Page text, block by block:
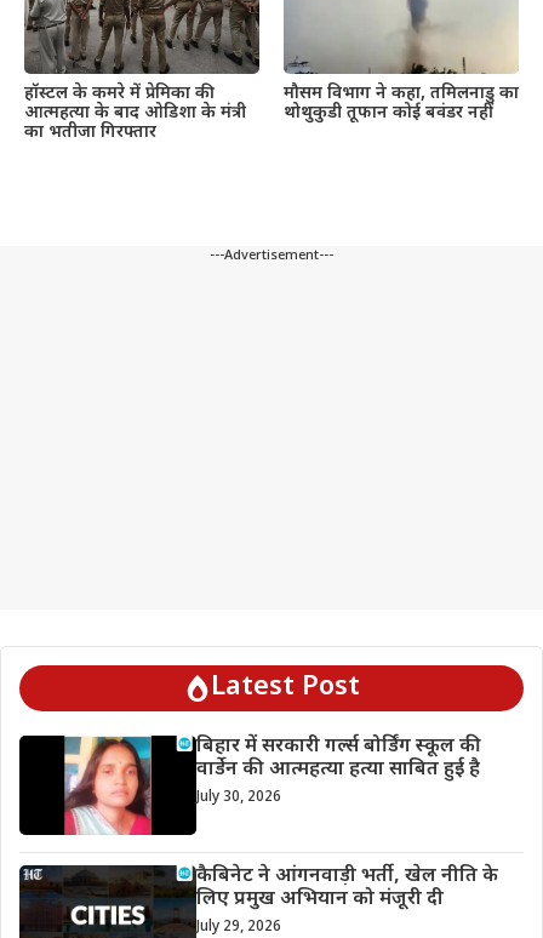
हॉस्टल के कमरे में प्रेमिका की
आत्महत्या के बाद ओडिशा के मंत्री
का भतीजा गिरफ्तार
मौसम विभाग ने कहा, तमिलनाडु का
थोथुकुडी तूफान कोई बवंडर नहीं
---Advertisement---
Latest Post
बिहार में सरकारी गर्ल्स बोर्डिंग स्कूल की
वार्डेन की आत्महत्या हत्या साबित हुई है
July 30, 2026
कैबिनेट ने आंगनवाड़ी भर्ती, खेल नीति के
लिए प्रमुख अभियान को मंजूरी दी
July 29, 2026